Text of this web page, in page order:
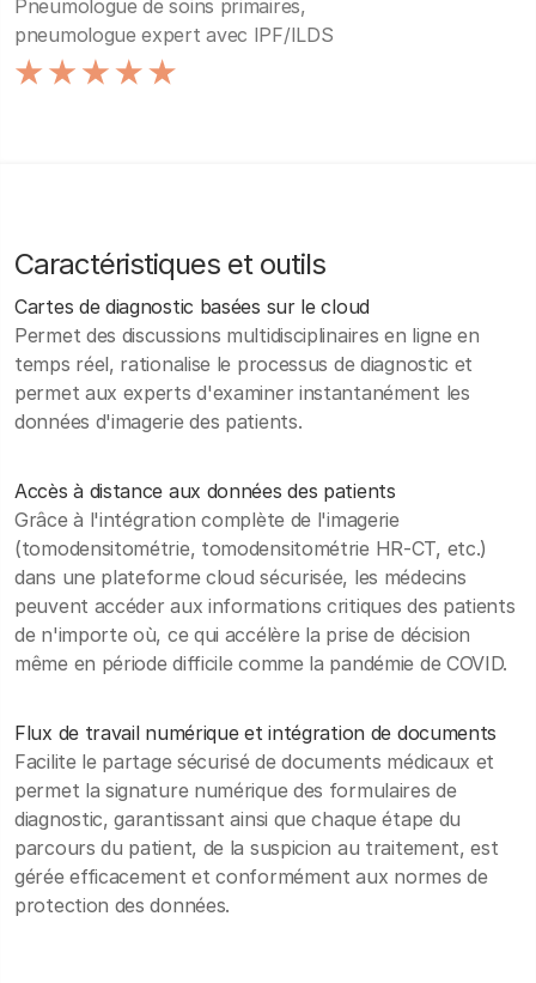
Pneumologue de soins primaires,
pneumologue expert avec IPF/ILDS
Caractéristiques et outils
Cartes de diagnostic basées sur le cloud
Permet des discussions multidisciplinaires en ligne en
temps réel, rationalise le processus de diagnostic et
permet aux experts d'examiner instantanément les
données d'imagerie des patients.
Accès à distance aux données des patients
Grâce à l'intégration complète de l'imagerie
(tomodensitométrie, tomodensitométrie HR-CT, etc.)
dans une plateforme cloud sécurisée, les médecins
peuvent accéder aux informations critiques des patients
de n'importe où, ce qui accélère la prise de décision
même en période difficile comme la pandémie de COVID.
Flux de travail numérique et intégration de documents
Facilite le partage sécurisé de documents médicaux et
permet la signature numérique des formulaires de
diagnostic, garantissant ainsi que chaque étape du
parcours du patient, de la suspicion au traitement, est
gérée efficacement et conformément aux normes de
protection des données.